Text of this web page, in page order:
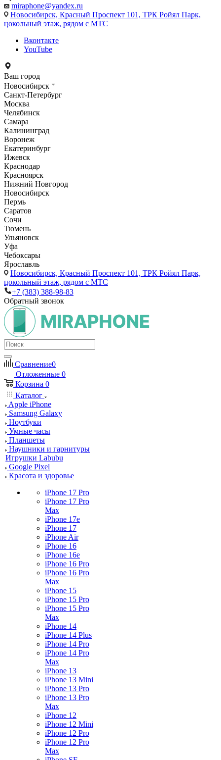
miraphone@yandex.ru
Новосибирск, Красный Проспект 101, ТРК Ройял Парк,
цокольный этаж, рядом с МТС
Вконтакте
YouTube
Ваш город
Новосибирск
Санкт-Петербург
Москва
Челябинск
Самара
Калининград
Воронеж
Екатеринбург
Ижевск
Краснодар
Красноярск
Нижний Новгород
Новосибирск
Пермь
Саратов
Сочи
Тюмень
Ульяновск
Уфа
Чебоксары
Ярославль
Новосибирск, Красный Проспект 101, ТРК Ройял Парк,
цокольный этаж, рядом с МТС
+7 (383) 388-98-83
Обратный звонок
Сравнение0
Отложенные 0
Корзина 0
Каталог
Apple iPhone
Samsung Galaxy
Ноутбуки
Умные часы
Планшеты
Наушники и гарнитуры
Игрушки Labubu
Google Pixel
Красота и здоровье
iPhone 17 Pro
iPhone 17 Pro
Max
iPhone 17e
iPhone 17
iPhone Air
iPhone 16
iPhone 16e
iPhone 16 Pro
iPhone 16 Pro
Max
iPhone 15
iPhone 15 Pro
iPhone 15 Pro
Max
iPhone 14
iPhone 14 Plus
iPhone 14 Pro
iPhone 14 Pro
Max
iPhone 13
iPhone 13 Mini
iPhone 13 Pro
iPhone 13 Pro
Max
iPhone 12
iPhone 12 Mini
iPhone 12 Pro
iPhone 12 Pro
Max